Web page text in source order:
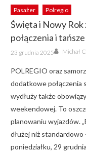
Pasażer Polregio
Święta i Nowy
połączenia i
Posted
on
23 grudnia 2025 Author
Michał
POLREGIO oraz
dodatkowe
wydłuży także
weekendowej. To
planowaniu wyjazdów.
dłużej niż
poniedziałku, 29